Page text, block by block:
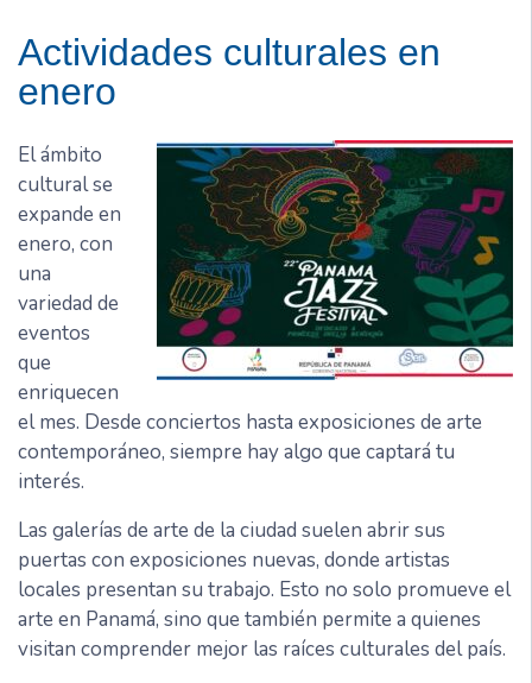
Actividades culturales en
enero
El ámbito
cultural se
expande en
enero, con
una
variedad de
eventos
que
enriquecen
el mes. Desde conciertos hasta exposiciones de arte
contemporáneo, siempre hay algo que captará tu
interés.
Las galerías de arte de la ciudad suelen abrir sus
puertas con exposiciones nuevas, donde artistas
locales presentan su trabajo. Esto no solo promueve el
arte en Panamá, sino que también permite a quienes
visitan comprender mejor las raíces culturales del país.